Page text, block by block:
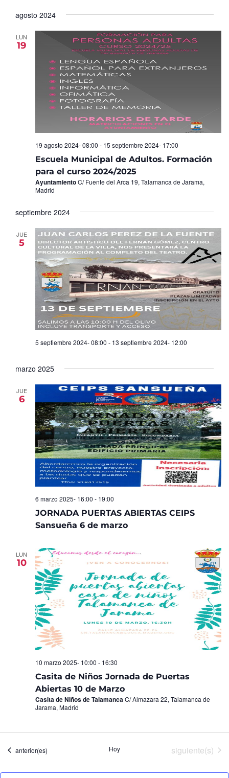
de
Eventos
agosto 2024
LUN
19
Escuela Municipal de Adultos. Formación
para el curso 2024/2025
19 agosto 2024- 08:00 - 15 septiembre 2024- 17:00
AyuntamientoC/ Fuente del Arca 19, Talamanca de Jarama,
Madrid
septiembre 2024
JUE
5
5 septiembre 2024- 08:00 - 13 septiembre 2024- 12:00
marzo 2025
JUE
6
JORNADA PUERTAS ABIERTAS CEIPS
Sansueña 6 de marzo
6 marzo 2025- 16:00 - 19:00
LUN
10
Casita de Niños Jornada de Puertas
Abiertas 10 de Marzo
10 marzo 2025- 10:00 - 16:30
Casita de Niños de TalamancaC/ Almazara 22, Talamanca de
Jarama, Madrid
Eventos
anterior(es) Hoy Eventos
siguiente(s)